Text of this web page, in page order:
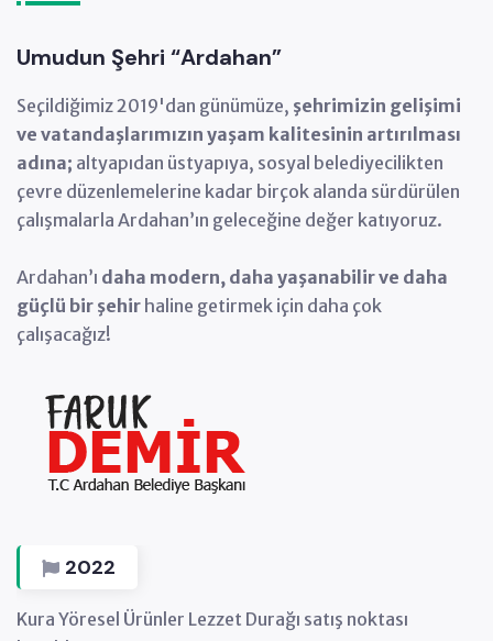
Umudun Şehri “Ardahan”
Seçildiğimiz 2019'dan günümüze, şehrimizin gelişimi
ve vatandaşlarımızın yaşam kalitesinin artırılması
adına; altyapıdan üstyapıya, sosyal belediyecilikten
çevre düzenlemelerine kadar birçok alanda sürdürülen
çalışmalarla Ardahan’ın geleceğine değer katıyoruz.
Ardahan’ı daha modern, daha yaşanabilir ve daha
güçlü bir şehir haline getirmek için daha çok
çalışacağız!
Sanat Kafe açıldı.
2019
Atık Su Arıtma Tesisi projesi tamamlandı.
Kent merkezi ana cadde ve sokaklara 8km sıcak asfalt
döküldü.
2021
Tekstil fabrikası ile istihdama katkı sağlandı.
Et Ürünleri Paketleme Tesisi kuruldu.
2022
Kura Yöresel Ürünler Lezzet Durağı satış noktası